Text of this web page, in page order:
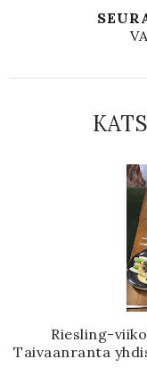
Riesling-
Taivaanranta